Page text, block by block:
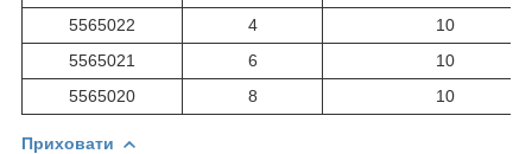
5565022
4
10
5565021
6
10
5565020
8 10
Приховати